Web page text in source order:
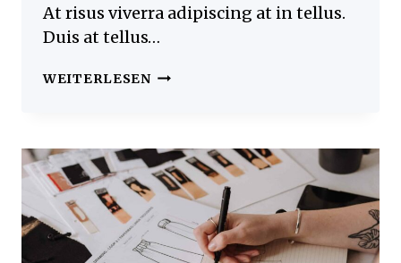
At risus viverra adipiscing at in tellus.
Duis at tellus…
WEITERLESENUPCYCLE
YOU
ALREADY
OWN